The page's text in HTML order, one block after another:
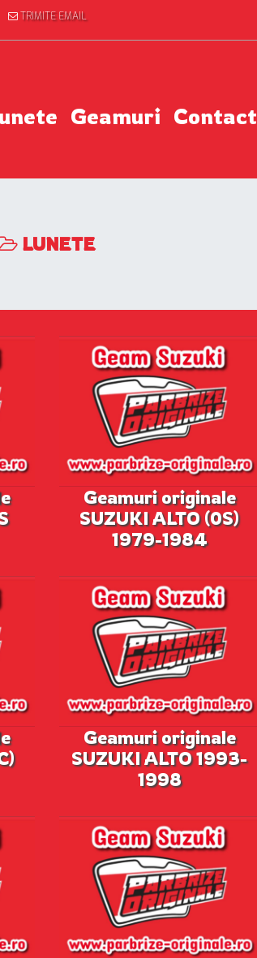
TRIMITE EMAIL
Geamuri Contact
LUNETE
Geamuri originale
SUZUKI ALTO (0S)
1979-1984
Geamuri originale
SUZUKI ALTO 1993-
1998